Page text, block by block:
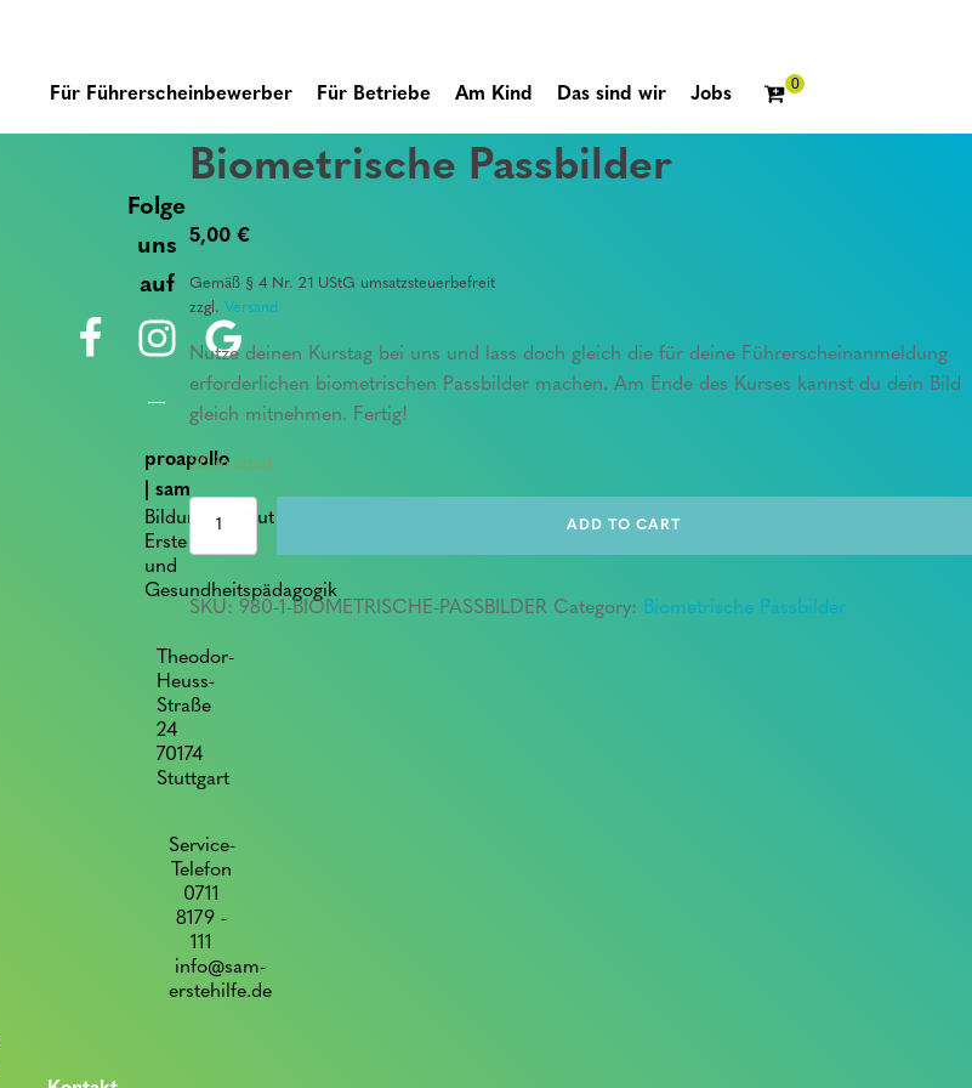
Für Führerscheinbewerber Für Betriebe Am Kind Das sind wir Jobs
Biometrische Passbilder
5,00 €
Gemäß § 4 Nr. 21 UStG umsatzsteuerbefreit
zzgl. Versand
Nutze deinen Kurstag bei uns und lass doch gleich die für deine Führerscheinanmeldung
erforderlichen biometrischen Passbilder machen. Am Ende des Kurses kannst du dein Bild
gleich mitnehmen. Fertig!
20 in stock
Biometrische
ADD TO CART
SKU: 980-1-BIOMETRISCHE-PASSBILDER Category: Biometrische Passbilder
Folge
uns
auf
proapollo
| sam
Bildungsinstitut für
Erste Hilfe
und
Gesundheitspädagogik
Theodor-
Heuss-
Straße
24
70174
Stuttgart
Service-
Telefon
0711
8179 -
111
info@sam-
erstehilfe.de